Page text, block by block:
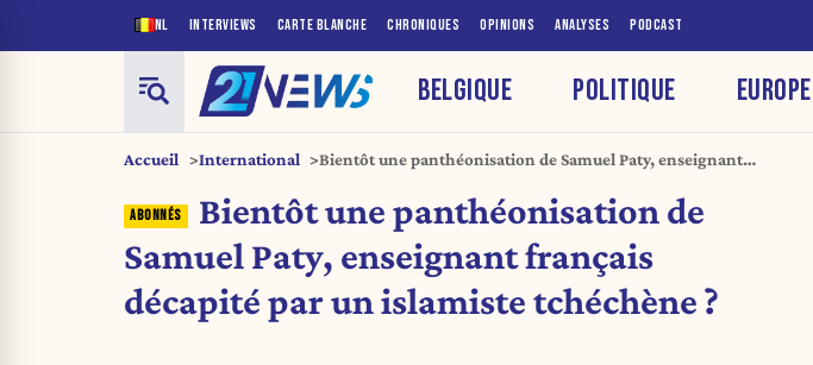
NL INTERVIEWS CARTE BLANCHE CHRONIQUES OPINIONS ANALYSES PODCAST
BELGIQUE POLITIQUE EUROPE
Accueil International
Bientôt une panthéonisation de Samuel Paty, enseignant
Bientôt une panthéonisation de
Samuel Paty, enseignant français
décapité par un islamiste tchéchène ?